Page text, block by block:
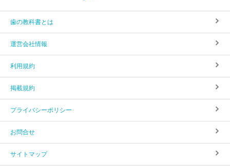
歯の教科書とは
運営会社情報
利用規約
掲載規約
プライバシーポリシー
お問合せ
サイトマップ